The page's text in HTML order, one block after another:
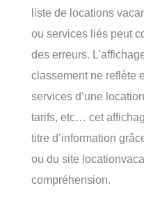
liste de locations
ou services liés peut
des erreurs.
classement ne reflète
services d’une
tarifs, etc… cet
titre d’information
ou du site
compréhension.